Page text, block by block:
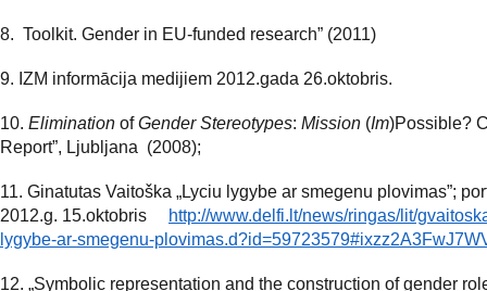
8. Toolkit. Gender in EU-funded research” (2011)
9. IZM informācija medijiem 2012.gada 26.oktobris.
10. Elimination ofGender Stereotypes: Mission (Im)Possible?
Report”, Ljubljana (2008);
11. Ginatutas Vaitoška „Lyciu lygybe ar smegenu plovimas”;
2012.g. 15.oktobris http://www.delfi.lt/news/ringas/lit/
lygybe-ar-smegenu-
12. „Symbolic representation and the construction of gender